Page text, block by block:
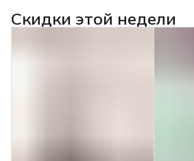
Скидки этой недели